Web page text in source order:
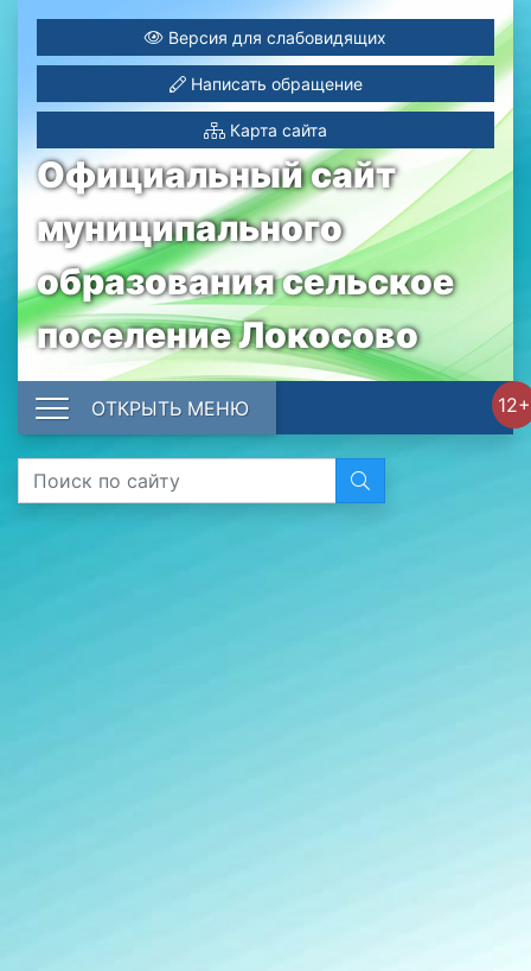
Официальный сайт
муниципального
образования сельское
поселение Локосово
Версия для слабовидящих
Написать обращение
Карта сайта
12+
ОТКРЫТЬ МЕНЮ